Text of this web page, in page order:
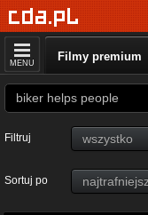
MENU Filmy premium
Filtruj
Sortuj po